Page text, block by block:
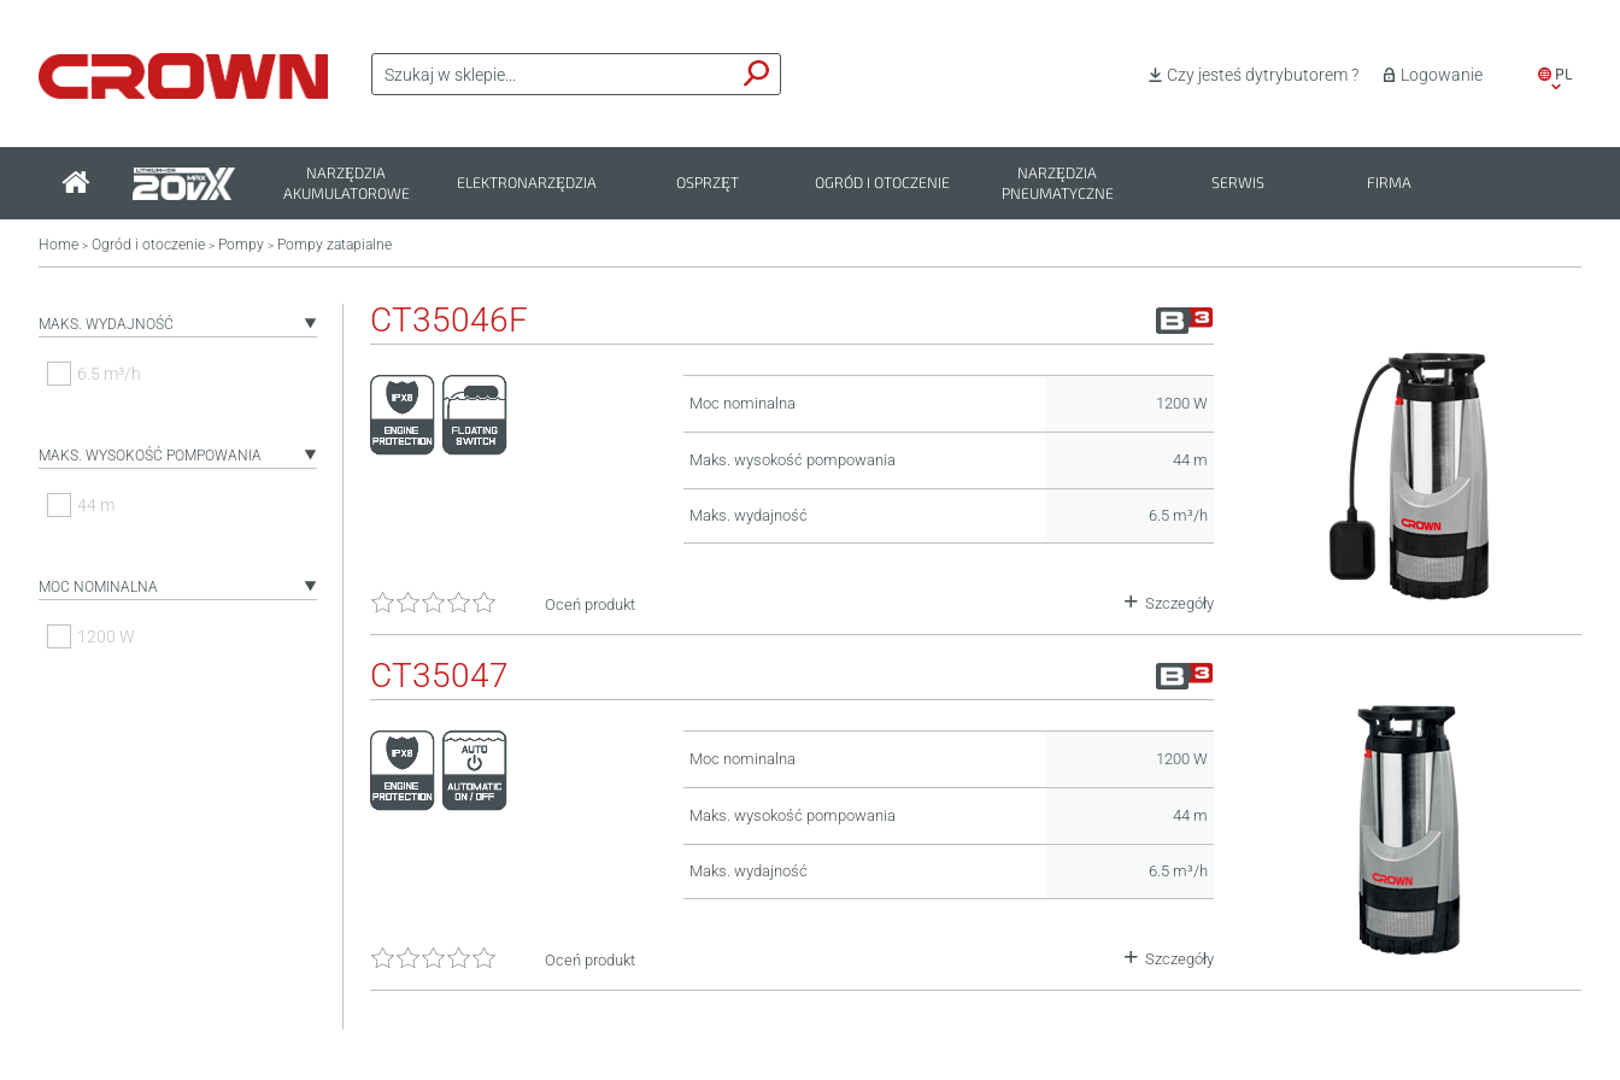
PL
Logowanie
Czy jesteś dytrybutorem ?
NARZĘDZIA
AKUMULATOROWE
ELEKTRONARZĘDZIA OSPRZĘT OGRÓD I OTOCZENIE
NARZĘDZIA
PNEUMATYCZNE
SERWIS FIRMA
Home > Ogród i otoczenie > Pompy > Pompy zatapialne
MAKS. WYDAJNOŚĆ
6.5 m³/h
MAKS. WYSOKOŚĆ POMPOWANIA
44 m
MOC NOMINALNA
1200 W
CT35046F
Moc nominalna 1200 W
Maks. wysokość pompowania 44 m
Maks. wydajność 6.5 m³/h
Oceń produkt Szczegóły
CT35047
Moc nominalna 1200 W
Maks. wysokość pompowania 44 m
Maks. wydajność 6.5 m³/h
Oceń produkt Szczegóły